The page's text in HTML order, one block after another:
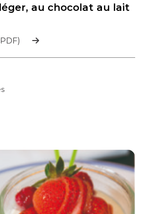
au chocolat au lait